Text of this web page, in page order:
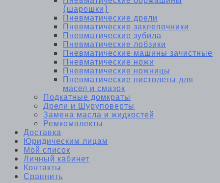
(шарошки)
Пневматические дрели
Пневматические заклепочники
Пневматические зубила
Пневматические лобзики
Пневматические машины зачистные
Пневматические ножи
Пневматические ножницы
Пневматические пистолеты для
масел и смазок
Подкатные домкраты
Дрели и Шуруповерты
Замена масла и жидкостей
Ремкомплекты
Доставка
Юридическим лицам
Мой список
Личный кабинет
Контакты
Сравнить